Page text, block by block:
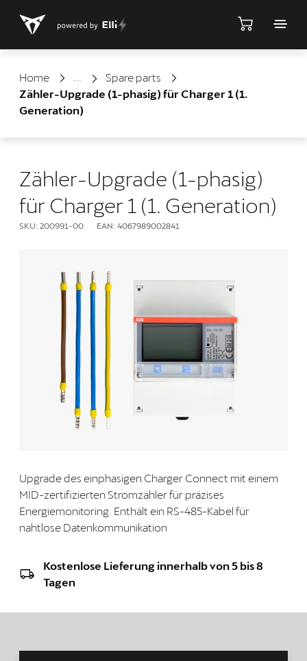
Home ShopSpare parts
Zähler-Upgrade (1-phasig) für Charger 1 (1.
Generation)
Zähler-Upgrade (1-phasig)
für Charger 1 (1. Generation)
SKU: 200991-00 EAN: 4067989002841
Upgrade des einphasigen Charger Connect mit einem
MID-zertifizierten Stromzähler für präzises
Energiemonitoring. Enthält ein RS-485-Kabel für
nahtlose Datenkommunikation
Kostenlose Lieferung innerhalb von 5 bis 8
Tagen